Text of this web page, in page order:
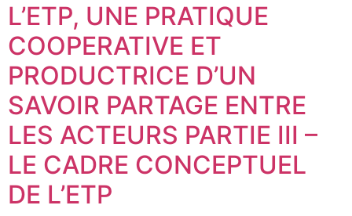
L’ETP, UNE PRATIQUE
COOPERATIVE ET
PRODUCTRICE D’UN
SAVOIR PARTAGE ENTRE
LES ACTEURS PARTIE III –
LE CADRE CONCEPTUEL
DE L’ETP